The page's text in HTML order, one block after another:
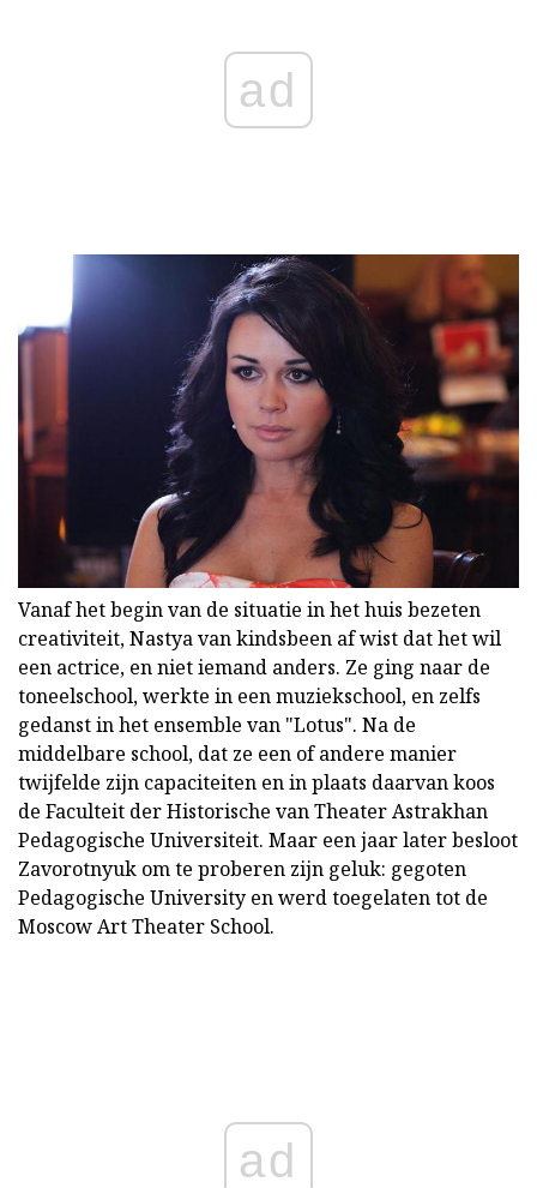
ad
Vanaf het begin van de situatie in het huis bezeten
creativiteit, Nastya van kindsbeen af wist dat het wil
een actrice, en niet iemand anders. Ze ging naar de
toneelschool, werkte in een muziekschool, en zelfs
gedanst in het ensemble van "Lotus". Na de
middelbare school, dat ze een of andere manier
twijfelde zijn capaciteiten en in plaats daarvan koos
de Faculteit der Historische van Theater Astrakhan
Pedagogische Universiteit. Maar een jaar later besloot
Zavorotnyuk om te proberen zijn geluk: gegoten
Pedagogische University en werd toegelaten tot de
Moscow Art Theater School.
ad